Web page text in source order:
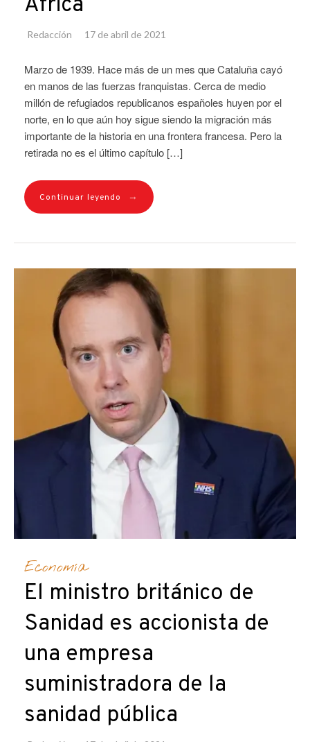
África
Redacción 17 de abril de 2021
Marzo de 1939. Hace más de un mes que Cataluña cayó
en manos de las fuerzas franquistas. Cerca de medio
millón de refugiados republicanos españoles huyen por el
norte, en lo que aún hoy sigue siendo la migración más
importante de la historia en una frontera francesa. Pero la
retirada no es el último capítulo […]
Continuar leyendo →
Economía
El ministro británico de
Sanidad es accionista de
una empresa
suministradora de la
sanidad pública